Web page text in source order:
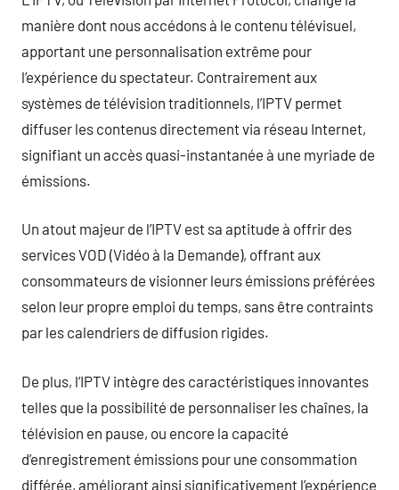
manière dont nous accédons à le contenu télévisuel,
apportant une personnalisation extrême pour
l’expérience du spectateur. Contrairement aux
systèmes de télévision traditionnels, l’IPTV permet
diffuser les contenus directement via réseau Internet,
signifiant un accès quasi-instantanée à une myriade de
émissions.
Un atout majeur de l’IPTV est sa aptitude à offrir des
services VOD (Vidéo à la Demande), offrant aux
consommateurs de visionner leurs émissions préférées
selon leur propre emploi du temps, sans être contraints
par les calendriers de diffusion rigides.
De plus, l’IPTV intègre des caractéristiques innovantes
telles que la possibilité de personnaliser les chaînes, la
télévision en pause, ou encore la capacité
d’enregistrement émissions pour une consommation
différée, améliorant ainsi significativement l’expérience